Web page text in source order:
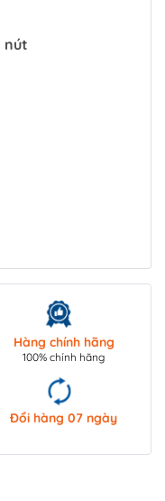
nút
Hàng chính hãng
100% chính hãng
Đổi hàng 07 ngày